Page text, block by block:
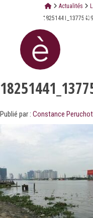
Actualités
Publié par : Constance Peruchot